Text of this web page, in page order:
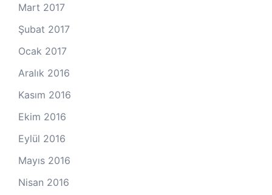
Mart 2017
Şubat 2017
Ocak 2017
Aralık 2016
Kasım 2016
Ekim 2016
Eylül 2016
Mayıs 2016
Nisan 2016